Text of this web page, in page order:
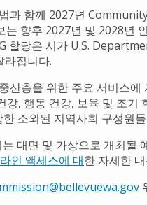
과 함께 2027년
향후 2027년 및 2028년
할당은 시가 U.S.
라집니다.
층을 위한 주요 서비스
, 행동 건강, 보육 및 조
소외된 지역사회 구성원
대면 및 가상으로 개최될
인 액세스에 대한 자세한